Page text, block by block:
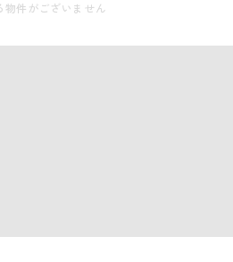
物件がございません